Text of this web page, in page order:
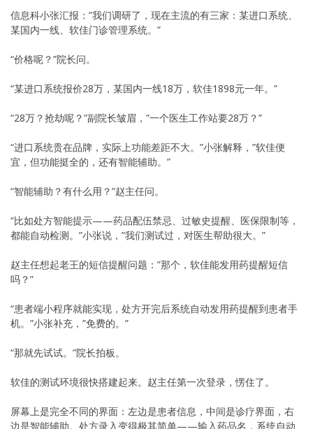
信息科小张汇报：”我们调研了，现在主流的有三家：某进口系统、
某国内一线、软佳门诊管理系统。”
“价格呢？”院长问。
“某进口系统报价28万，某国内一线18万，软佳1898元一年。”
“28万？抢劫呢？”副院长皱眉，”一个医生工作站要28万？”
“进口系统贵在品牌，实际上功能差距不大。”小张解释，”软佳便
宜，但功能挺全的，还有智能辅助。”
“智能辅助？有什么用？”赵主任问。
“比如处方智能提示——药品配伍禁忌、过敏史提醒、医保限制等，
都能自动检测。”小张说，”我们测试过，对医生帮助很大。”
赵主任想起老王的短信提醒问题：”那个，软佳能发用药提醒短信
吗？”
“患者端小程序就能实现，处方开完后系统自动发用药提醒到患者手
机。”小张补充，”免费的。”
“那就先试试。”院长拍板。
软佳的测试环境很快搭建起来。赵主任第一次登录，愣住了。
屏幕上是完全不同的界面：左边是患者信息，中间是诊疗界面，右
边是智能辅助。处方录入变得极其简单——输入药品名，系统自动